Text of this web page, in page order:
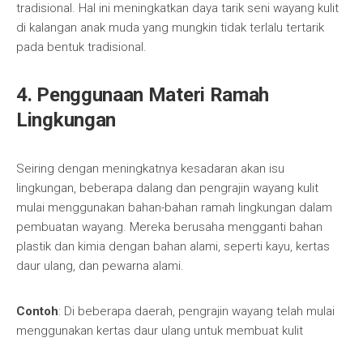
tradisional. Hal ini meningkatkan daya tarik seni wayang kulit
di kalangan anak muda yang mungkin tidak terlalu tertarik
pada bentuk tradisional.
4. Penggunaan Materi Ramah
Lingkungan
Seiring dengan meningkatnya kesadaran akan isu
lingkungan, beberapa dalang dan pengrajin wayang kulit
mulai menggunakan bahan-bahan ramah lingkungan dalam
pembuatan wayang. Mereka berusaha mengganti bahan
plastik dan kimia dengan bahan alami, seperti kayu, kertas
daur ulang, dan pewarna alami.
Contoh: Di beberapa daerah, pengrajin wayang telah mulai
menggunakan kertas daur ulang untuk membuat kulit